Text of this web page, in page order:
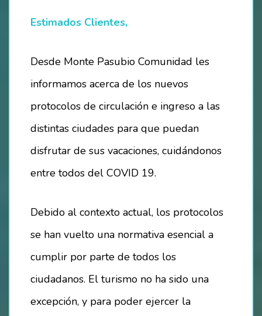
HOSTEL – LA CASITA DEL MAR
CAMPING
ESTACIONAMIENTO
TÉRMINOS Y CONDICIONES
EVENTOS
OTROS EVENTOS
NOTICIAS
Estimados Clientes,
Desde Monte Pasubio Comunidad les
informamos acerca de los nuevos
protocolos de circulación e ingreso a las
distintas ciudades para que puedan
disfrutar de sus vacaciones, cuidándonos
entre todos del COVID 19.
Debido al contexto actual, los protocolos
se han vuelto una normativa esencial a
cumplir por parte de todos los
ciudadanos. El turismo no ha sido una
excepción, y para poder ejercer la